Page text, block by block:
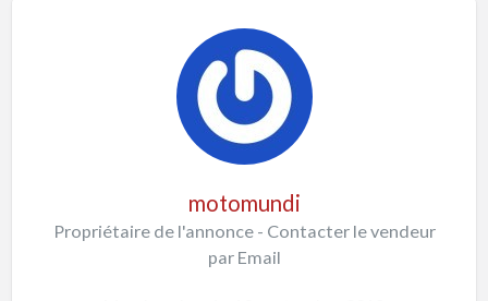
motomundi
Propriétaire de l'annonce - Contacter le vendeur
par Email